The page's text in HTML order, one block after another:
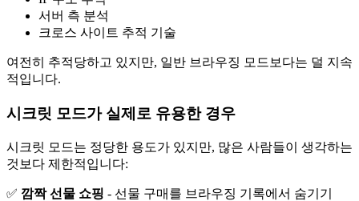
서버 측 분석
크로스 사이트 추적 기술
여전히 추적당하고 있지만, 일반 브라우징 모드보다는 덜 지속
적입니다.
시크릿 모드가 실제로 유용한 경우
시크릿 모드는 정당한 용도가 있지만, 많은 사람들이 생각하는
것보다 제한적입니다:
✅ 깜짝 선물 쇼핑 - 선물 구매를 브라우징 기록에서 숨기기